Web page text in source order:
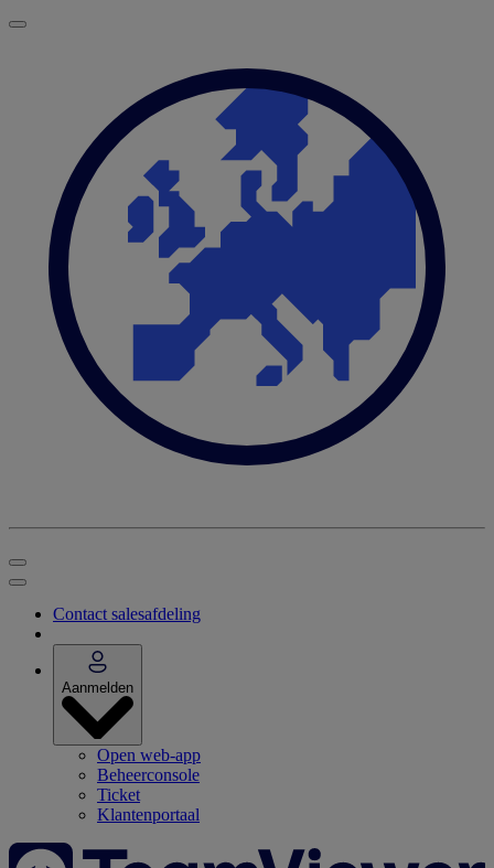
Contact salesafdeling
Aanmelden
Open web-app
Beheerconsole
Ticket
Klantenportaal